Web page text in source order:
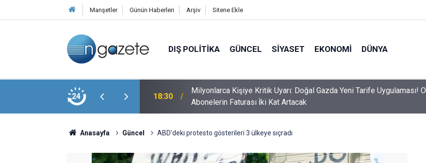
Manşetler Günün Haberleri Arşiv Sitene Ekle
DIŞ POLITIKA GÜNCEL SIYASET EKONOMI DÜNYA
24
Ekonomik Zararının 19 Milyar Avroyu
18:30
Milyonlarca Kişiye Kritik Uyarı: Doğal Gazda Yeni Tarife Uygulaması! O
Abonelerin Faturası İki Kat Artacak
Anasayfa Güncel ABD'deki protesto gösterileri 3 ülkeye sıçradı